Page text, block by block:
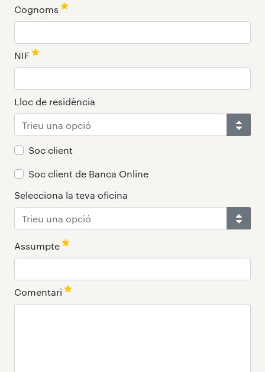
:
0/ 280
Cognoms
:
0/ 280
NIF
:
0 / 280
Lloc de residència
Soc client
Soc client de Banca Online
Selecciona la teva oficina
Assumpte
:
0/ 280
Comentari